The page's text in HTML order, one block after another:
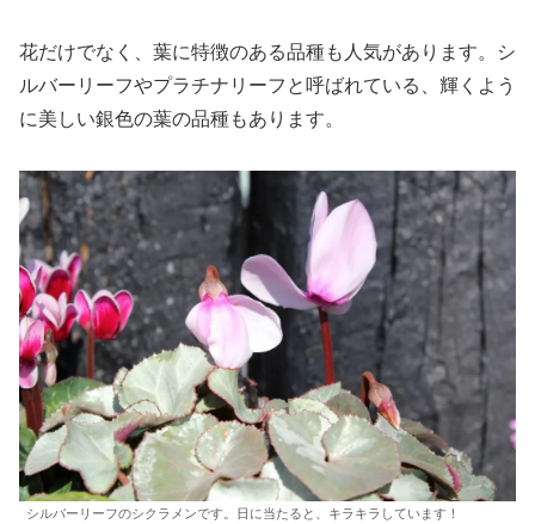
花だけでなく、葉に特徴のある品種も人気があります。シ
ルバーリーフやプラチナリーフと呼ばれている、輝くよう
に美しい銀色の葉の品種もあります。
シルバーリーフのシクラメンです。日に当たると、キラキラしています！